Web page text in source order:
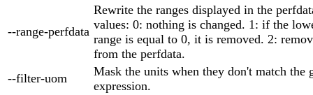
--range-perfdata
Rewrite the ranges displayed in the
values: 0: nothing is changed. 1: if the
range is equal to 0, it is removed. 2:
from the perfdata.
--filter-uom
Mask the units when they don't match the
expression.